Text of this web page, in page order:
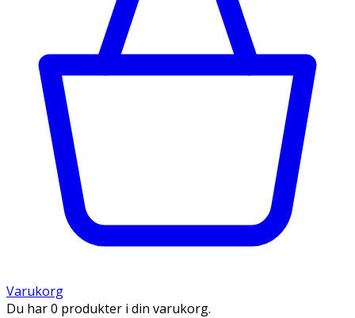
Varukorg
Du har 0 produkter i din varukorg.